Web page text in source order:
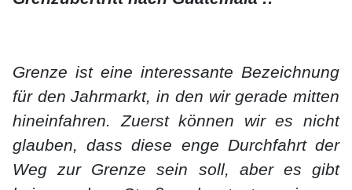
Grenze ist eine interessante Bezeichnung
für den Jahrmarkt, in den wir gerade mitten
hineinfahren. Zuerst können wir es nicht
glauben, dass diese enge Durchfahrt der
Weg zur Grenze sein soll, aber es gibt